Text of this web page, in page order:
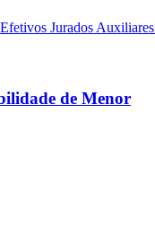
Jurados Auxiliares
de Menor